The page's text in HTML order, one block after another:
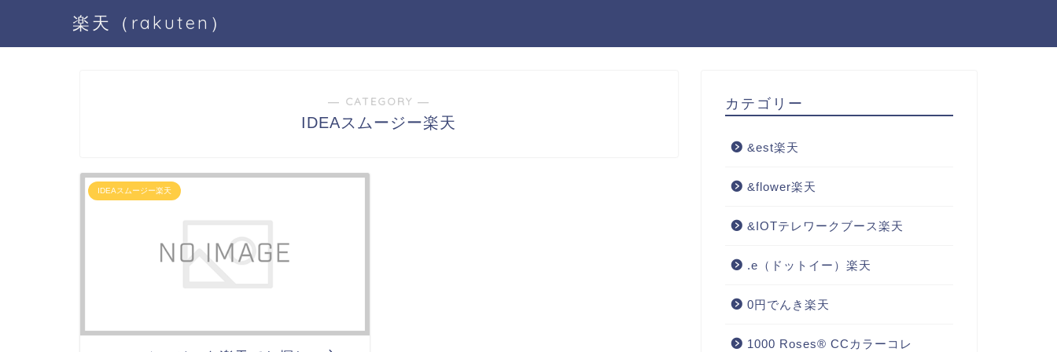
楽天（rakuten）
― CATEGORY ―
IDEAスムージー楽天
IDEAスムージー楽天
カテゴリー
&est楽天
&flower楽天
&IOTテレワークブース楽天
.e（ドットイー）楽天
0円でんき楽天
1000 Roses® CCカラーコレ